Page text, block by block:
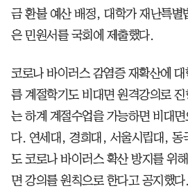
금 환불 예산 배정, 대학가 재난특별
은 민원서를 국회에 제출했다.
코로나 바이러스 감염증 재확산에
름 계절학기도 비대면 원격강의로
는 하계 계절수업을 가능하면 비대
다. 연세대, 경희대, 서울시립대, 동
도 코로나 바이러스 확산 방지를 위
면 강의를 원칙으로 한다고 공지했다.